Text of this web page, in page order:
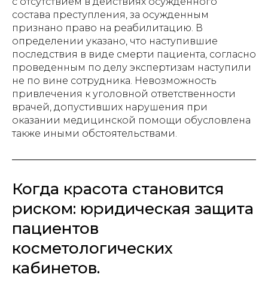
состава преступления, за осужденным
признано право на реабилитацию. В
определении указано, что наступившие
последствия в виде смерти пациента, согласно
проведенным по делу экспертизам наступили
не по вине сотрудника. Невозможность
привлечения к уголовной ответственности
врачей, допустивших нарушения при
оказании медицинской помощи обусловлена
также иными обстоятельствами.
Когда красота становится
риском: юридическая защита
пациентов
косметологических
кабинетов.